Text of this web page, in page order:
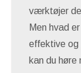
værktøjer
Men hvad
effektive og
kan du